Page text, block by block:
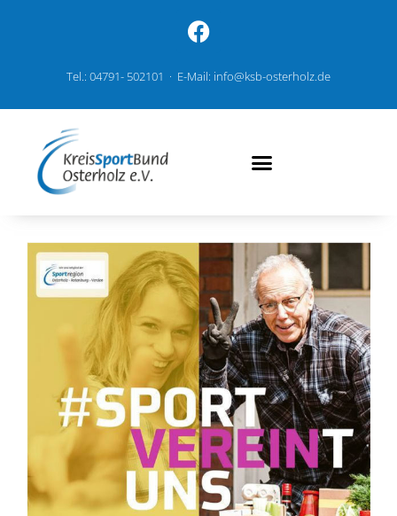
Tel.: 04791- 502101 · E-Mail: info@ksb-osterholz.de